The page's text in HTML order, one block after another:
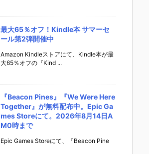
最大65％オフ！Kindle本 サマーセ
ール第2弾開催中
Amazon Kindleストアにて、Kindle本が最
大65％オフの『Kind ...
『Beacon Pines』『We Were Here
Together』が無料配布中。Epic Ga
mes Storeにて。2026年8月14日A
M0時まで
Epic Games Storeにて、『Beacon Pine